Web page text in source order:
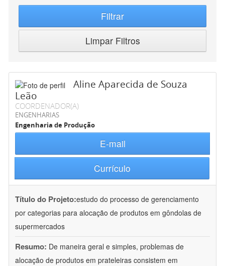
Filtrar
Limpar Filtros
Aline Aparecida de Souza
Leão
COORDENADOR(A)
ENGENHARIAS
Engenharia de Produção
E-mail
Currículo
Título do Projeto:estudo do processo de gerenciamento
por categorias para alocação de produtos em gôndolas de
supermercados
Resumo: De maneira geral e simples, problemas de
alocação de produtos em prateleiras consistem em